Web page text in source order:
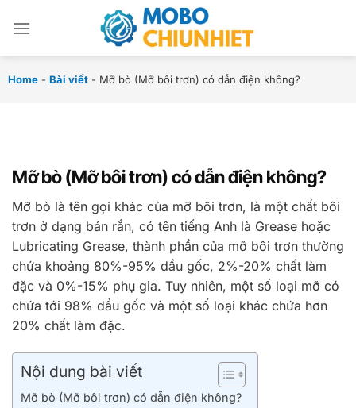
đến
Home - Bài viết - Mỡ bò (Mỡ bôi trơn) có dẫn điện không?
Mỡ bò (Mỡ bôi trơn) có dẫn điện không?
Mỡ bò là tên gọi khác của mỡ bôi trơn, là một chất bôi
trơn ở dạng bán rắn, có tên tiếng Anh là Grease hoặc
Lubricating Grease, thành phần của mỡ bôi trơn thường
chứa khoảng 80%-95% dầu gốc, 2%-20% chất làm
đặc và 0%-15% phụ gia. Tuy nhiên, một số loại mỡ có
chứa tới 98% dầu gốc và một số loại khác chứa hơn
20% chất làm đặc.
Nội dung bài viết
Mỡ bò (Mỡ bôi trơn) có dẫn điện không?